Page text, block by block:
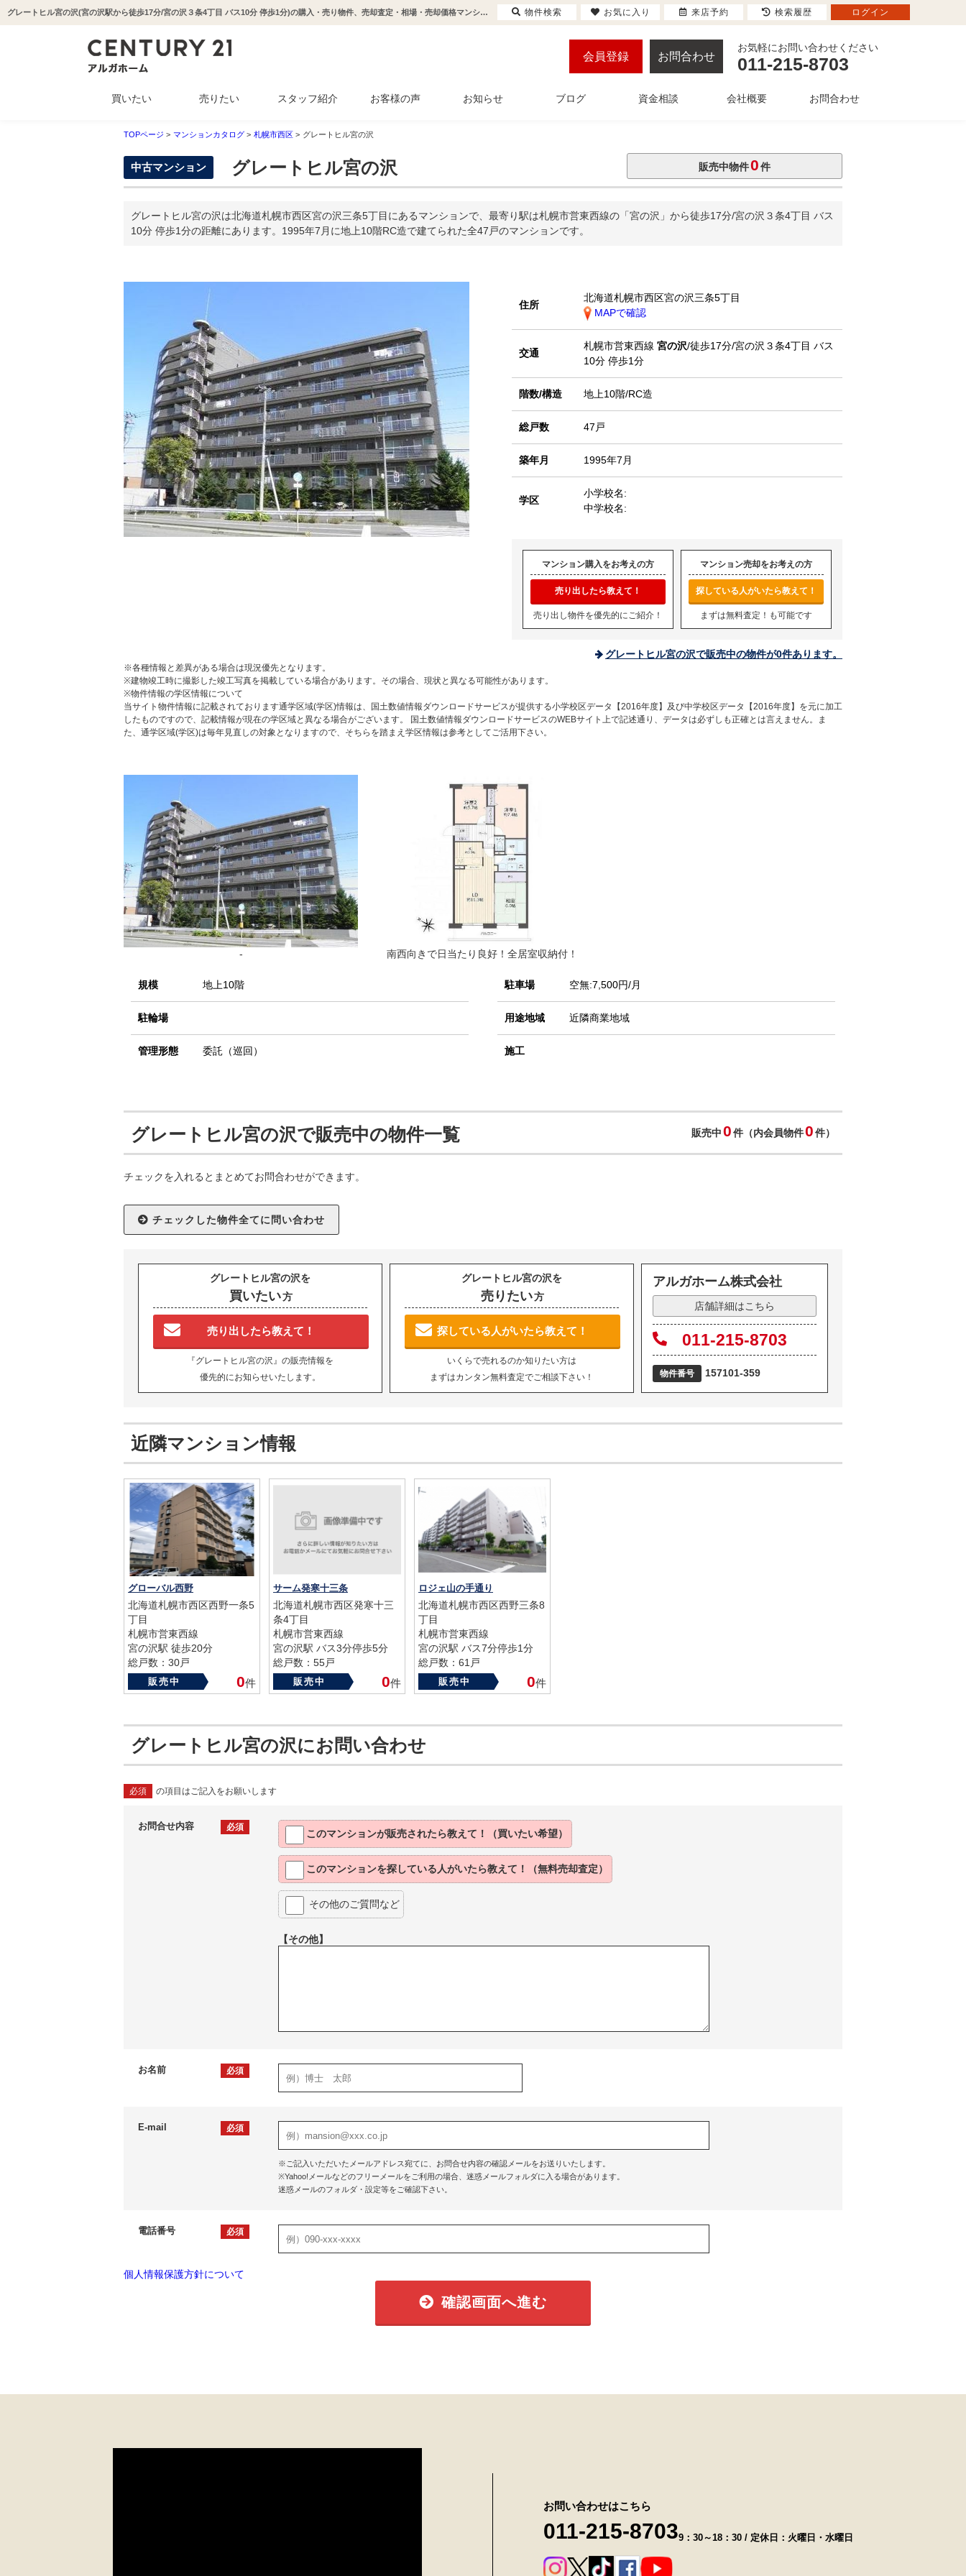
グレートヒル宮の沢(宮の沢駅から徒歩17分/宮の沢３条4丁目 バス10分 停歩1分)の購入・売り物件、売却査定・相場・売却価格マンション情報｜センチュリー21アルガホーム
会員登録 お問合わせ
お気軽にお問い合わせください
011-215-8703
買いたい
新築一戸建て
中古一戸建て
中古マンション
土地
収益物件
売りたい スタッフ紹介 お客様の声 お知らせ ブログ 資金相談 会社概要 お問合わせ
TOPページ > マンションカタログ > 札幌市西区 > グレートヒル宮の沢
中古マンション グレートヒル宮の沢 販売中物件0件
グレートヒル宮の沢は北海道札幌市西区宮の沢三条5丁目にあるマンションで、最寄り駅は札幌市営東西線の「宮の沢」から徒歩17分/宮の沢３条4丁目 バス
10分 停歩1分の距離にあります。1995年7月に地上10階RC造で建てられた全47戸のマンションです。
住所
北海道札幌市西区宮の沢三条5丁目
MAPで確認
交通
札幌市営東西線 宮の沢/徒歩17分/宮の沢３条4丁目 バス
10分 停歩1分
階数/構造 地上10階/RC造
総戸数 47戸
築年月 1995年7月
学区
小学校名:
中学校名:
マンション購入をお考えの方
売り出したら教えて！
売り出し物件を優先的にご紹介！
マンション売却をお考えの方
探している人がいたら教えて！
まずは無料査定！も可能です
グレートヒル宮の沢で販売中の物件が0件あります。
※各種情報と差異がある場合は現況優先となります。
※建物竣工時に撮影した竣工写真を掲載している場合があります。その場合、現状と異なる可能性があります。
※物件情報の学区情報について
当サイト物件情報に記載されております通学区域(学区)情報は、国土数値情報ダウンロードサービスが提供する小学校区データ【2016年度】及び中学校区データ【2016年度】を元に加工
したものですので、記載情報が現在の学区域と異なる場合がございます。 国土数値情報ダウンロードサービスのWEBサイト上で記述通り、データは必ずしも正確とは言えません。ま
た、通学区域(学区)は毎年見直しの対象となりますので、そちらを踏まえ学区情報は参考としてご活用下さい。
- 南西向きで日当たり良好！全居室収納付！
規模 地上10階
駐輪場
管理形態 委託（巡回）
駐車場 空無:7,500円/月
用途地域 近隣商業地域
施工
グレートヒル宮の沢で販売中の物件一覧 販売中0件（内会員物件0件）
チェックを入れるとまとめてお問合わせができます。
グレートヒル宮の沢を
買いたい方
売り出したら教えて！
『グレートヒル宮の沢』の販売情報を
優先的にお知らせいたします。
グレートヒル宮の沢を
売りたい方
探している人がいたら教えて！
いくらで売れるのか知りたい方は
まずはカンタン無料査定でご相談下さい！
アルガホーム株式会社
店舗詳細はこちら
011-215-8703
物件番号 157101-359
近隣マンション情報
グローバル西野
北海道札幌市西区西野一条5
丁目
札幌市営東西線
宮の沢駅 徒歩20分
総戸数：30戸
築年数：1986年
販売中 0件
サーム発寒十三条
北海道札幌市西区発寒十三
条4丁目
札幌市営東西線
宮の沢駅 バス3分停歩5分
総戸数：55戸
築年数：1989年
販売中 0件
ロジェ山の手通り
北海道札幌市西区西野三条8
丁目
札幌市営東西線
宮の沢駅 バス7分停歩1分
総戸数：61戸
築年数：1990年
販売中 0件
グレートヒル宮の沢にお問い合わせ
必須 の項目はご記入をお願いします
お問合せ内容 必須
このマンションが販売されたら教えて！（買いたい希望）
このマンションを探している人がいたら教えて！（無料売却査定）
その他のご質問など
【その他】
お名前 必須
E-mail 必須
※ご記入いただいたメールアドレス宛てに、お問合せ内容の確認メールをお送りいたします。
※Yahoo!メールなどのフリーメールをご利用の場合、迷惑メールフォルダに入る場合があります。
迷惑メールのフォルダ・設定等をご確認下さい。
電話番号 必須
個人情報保護方針について
確認画面へ進む
お問い合わせはこちら
011-215-87039：30～18：30 / 定休日：火曜日・水曜日
物件検索 お気に入り 来店予約 検索履歴 ログイン